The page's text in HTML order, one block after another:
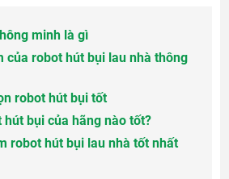
minh là gì
của robot hút bụi lau nhà thông
robot hút bụi tốt
hút bụi của hãng nào tốt?
robot hút bụi lau nhà tốt nhất